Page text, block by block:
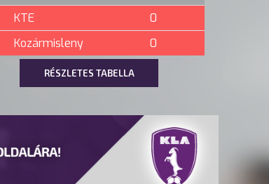
KTE
0
Kozármisleny 0
RÉSZLETES TABELLA